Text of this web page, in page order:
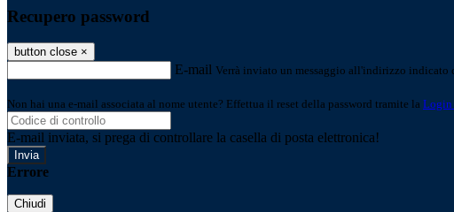
Recupero password
button close ×
E-mail Verrà inviato un messaggio all'indirizzo indicato
Non hai una e-mail associata al nome utente? Effettua il reset della password tramite la Login
E-mail inviata, si prega di controllare la casella di posta elettronica!
Errore
Chiudi